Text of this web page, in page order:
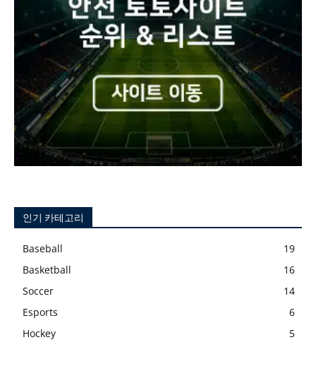
인기 카테고리
Baseball
19
Basketball
16
Soccer
14
Esports
6
Hockey
5